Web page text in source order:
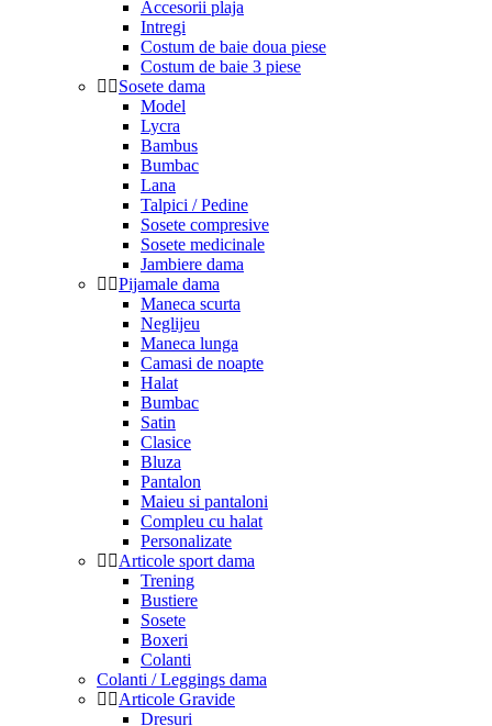
Accesorii plaja
Intregi
Costum de baie doua piese
Costum de baie 3 piese
Sosete dama
Model
Lycra
Bambus
Bumbac
Lana
Talpici / Pedine
Sosete compresive
Sosete medicinale
Jambiere dama
Pijamale dama
Maneca scurta
Neglijeu
Maneca lunga
Camasi de noapte
Halat
Bumbac
Satin
Clasice
Bluza
Pantalon
Maieu si pantaloni
Compleu cu halat
Personalizate
Articole sport dama
Trening
Bustiere
Sosete
Boxeri
Colanti
Colanti / Leggings dama
Articole Gravide
Dresuri